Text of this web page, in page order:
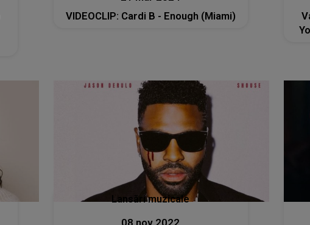
VIDEOCLIP: Cardi B - Enough (Miami)
Lansări muzicale